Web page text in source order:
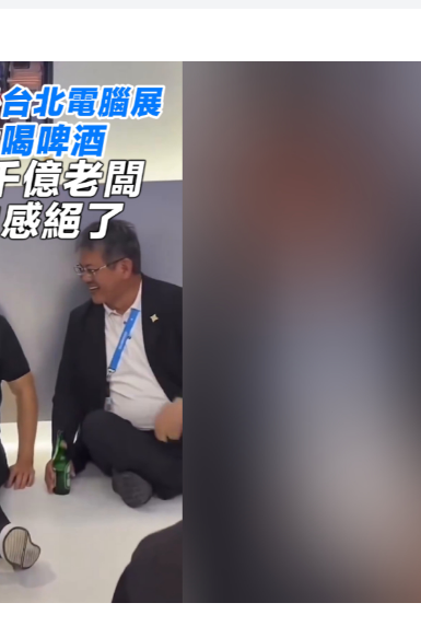
築牢防汛根基
酒 網友：千億老闆這鬆弛感絕了
第二曲線」加速崛起
幹出真才
價值重估」時刻
築牢防汛根基